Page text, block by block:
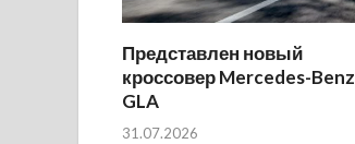
Представлен новый
кроссовер Mercedes-Benz
GLA
31.07.2026